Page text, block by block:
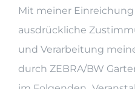
Mit meiner
ausdrückliche
und Verarbeitung
durch ZEBRA/BW